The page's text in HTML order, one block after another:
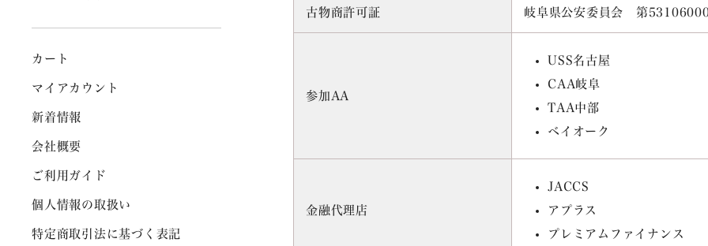
カート
マイアカウント
新着情報
会社概要
ご利用ガイド
個人情報の取扱い
特定商取引法に基づく表記
古物商許可証 岐阜県公安委員会 第
参加AA
USS名古屋
CAA岐阜
TAA中部
ベイオーク
金融代理店
JACCS
アプラス
プレミアムファイナンス